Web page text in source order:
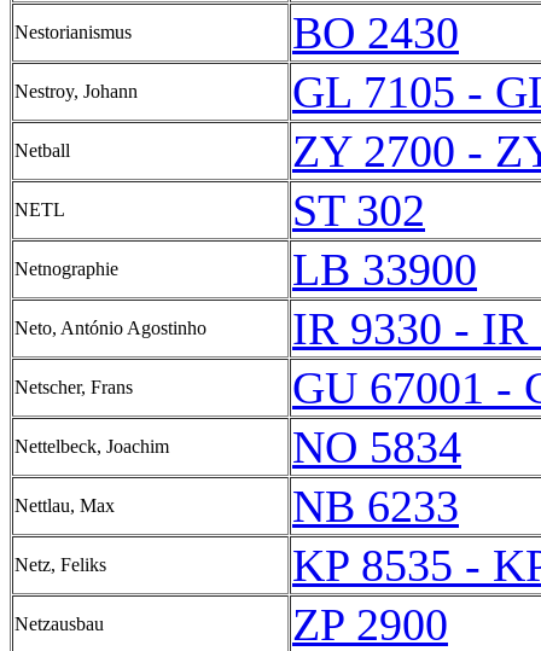
Nestorianismus BO 2430
Nestroy, Johann GL 7105 -
Netball ZY 2700 -
NETL ST 302
Netnographie LB 33900
Neto, António Agostinho IR 9330 - IR
Netscher, Frans GU 67001 -
Nettelbeck, Joachim NO 5834
Nettlau, Max NB 6233
Netz, Feliks KP 8535 -
Netzausbau ZP 2900